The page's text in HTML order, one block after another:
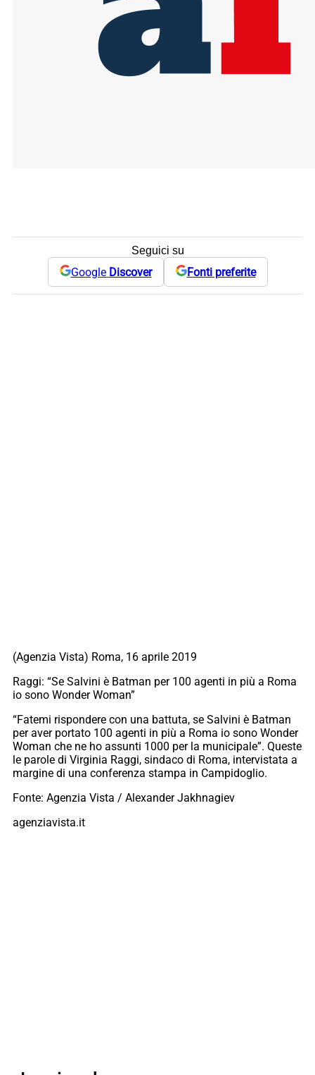
Seguici su
Google Discover Fonti preferite
(Agenzia Vista) Roma, 16 aprile 2019
Raggi: “Se Salvini è Batman per 100 agenti in più a Roma
io sono Wonder Woman”
“Fatemi rispondere con una battuta, se Salvini è Batman
per aver portato 100 agenti in più a Roma io sono Wonder
Woman che ne ho assunti 1000 per la municipale”. Queste
le parole di Virginia Raggi, sindaco di Roma, intervistata a
margine di una conferenza stampa in Campidoglio.
Fonte: Agenzia Vista / Alexander Jakhnagiev
agenziavista.it